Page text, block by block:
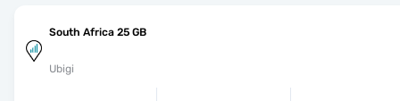
South Africa 25 GB
Ubigi